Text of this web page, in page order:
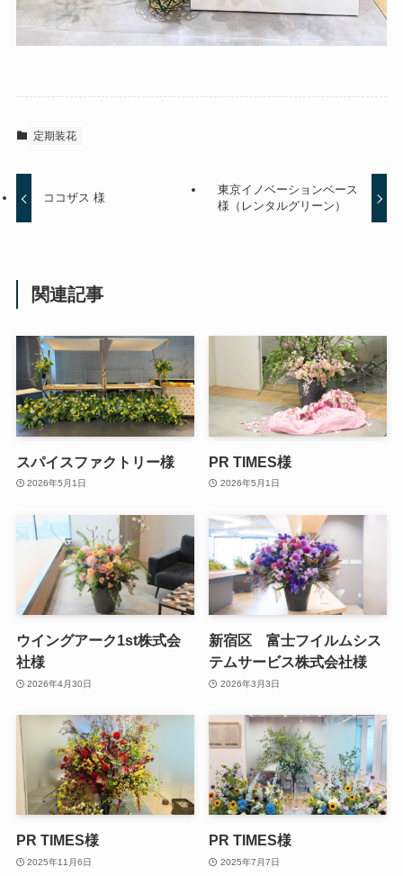
定期装花
ココザス 様
東京イノベーションベース
様（レンタルグリーン）
関連記事
スパイスファクトリー様
2026年5月1日
PR TIMES様
2026年5月1日
ウイングアーク1st株式会
社様
2026年4月30日
新宿区 富士フイルムシス
テムサービス株式会社様
2026年3月3日
PR TIMES様
2025年11月6日
PR TIMES様
2025年7月7日